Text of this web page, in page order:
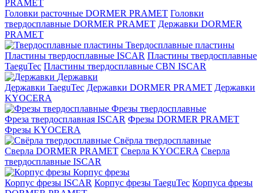
PRAMET
Головки расточные DORMER PRAMET Головки
твердосплавные DORMER PRAMET Державки DORMER
PRAMET
Твердосплавные пластины
Пластины твердосплавные ISCAR Пластины твердосплавные
TaeguTec Пластины твердосплавные CBN ISCAR
Державки
Державки TaeguTec Державки DORMER PRAMET Державки
KYOCERA
Фрезы твердосплавные
Фреза твердосплавная ISCAR Фрезы DORMER PRAMET
Фрезы KYOCERA
Свёрла твердосплавные
Сверла DORMER PRAMET Сверла KYOCERA Сверла
твердосплавные ISCAR
Корпус фрезы
Корпус фрезы ISCAR Корпус фрезы TaeguTec Корпуса фрезы